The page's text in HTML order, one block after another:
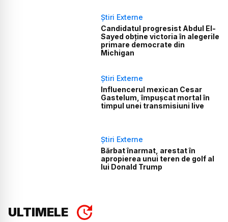
Știri Externe
Candidatul progresist Abdul El-
Sayed obține victoria în alegerile
primare democrate din
Michigan
Știri Externe
Influencerul mexican Cesar
Gastelum, împușcat mortal în
timpul unei transmisiuni live
Știri Externe
Bărbat înarmat, arestat în
apropierea unui teren de golf al
lui Donald Trump
ULTIMELE